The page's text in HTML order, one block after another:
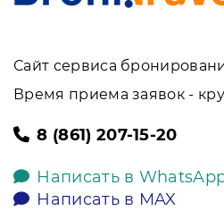
Сайт сервиса
Время приема заявок -
8 (861) 207-15-20
Написать в
Написать в MAX